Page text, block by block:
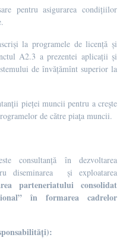
pentru asigurarea condițiilor
la programele de licență și
A2.3 a prezentei aplicații și
de învățămînt superior la
pieței muncii pentru a creşte
de către piaţa muncii.
consultanță în dezvoltarea
diseminarea și exploatarea
parteneriatului consolidat
în formarea cadrelor